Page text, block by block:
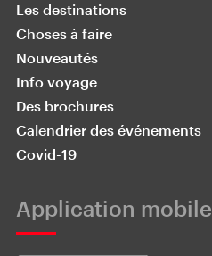
Les destinations
Choses à faire
Nouveautés
Info voyage
Des brochures
Calendrier des événements
Covid-19
Application mobile